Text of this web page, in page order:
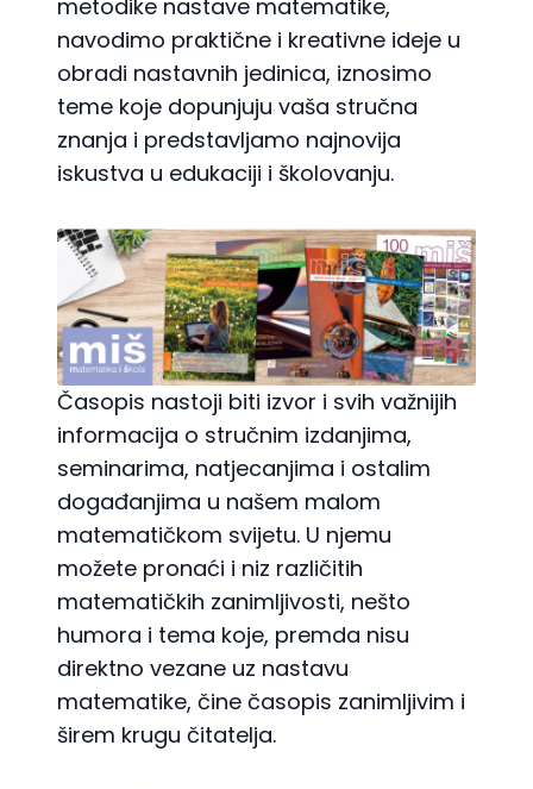
metodike nastave matematike,
navodimo praktične i kreativne ideje u
obradi nastavnih jedinica, iznosimo
teme koje dopunjuju vaša stručna
znanja i predstavljamo najnovija
iskustva u edukaciji i školovanju.
Časopis nastoji biti izvor i svih važnijih
informacija o stručnim izdanjima,
seminarima, natjecanjima i ostalim
događanjima u našem malom
matematičkom svijetu. U njemu
možete pronaći i niz različitih
matematičkih zanimljivosti, nešto
humora i tema koje, premda nisu
direktno vezane uz nastavu
matematike, čine časopis zanimljivim i
širem krugu čitatelja.